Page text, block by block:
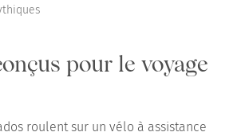
pour le voyage
roulent sur un vélo à assistance